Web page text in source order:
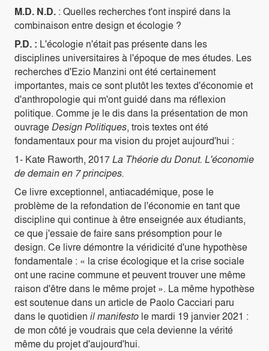
M.D. N.D. : Quelles recherches t'ont inspiré dans la
combinaison entre design et écologie ?
P.D. : L'écologie n'était pas présente dans les
disciplines universitaires à l'époque de mes études. Les
recherches d'Ezio Manzini ont été certainement
importantes, mais ce sont plutôt les textes d'économie et
d'anthropologie qui m'ont guidé dans ma réflexion
politique. Comme je le dis dans la présentation de mon
ouvrageDesign Politiques, trois textes ont été
fondamentaux pour ma vision du projet aujourd'hui :
1- Kate Raworth, 2017La Théorie du Donut. L'économie
de demain en 7 principes.
Ce livre exceptionnel, antiacadémique, pose le
problème de la refondation de l'économie en tant que
discipline qui continue à être enseignée aux étudiants,
ce que j'essaie de faire sans présomption pour le
design. Ce livre démontre la véridicité d'une hypothèse
fondamentale : « la crise écologique et la crise sociale
ont une racine commune et peuvent trouver une même
raison d'être dans le même projet ». La même hypothèse
est soutenue dans un article de Paolo Cacciari paru
dans le quotidien il manifesto le mardi 19 janvier 2021 :
de mon côté je voudrais que cela devienne la vérité
même du projet d'aujourd'hui.